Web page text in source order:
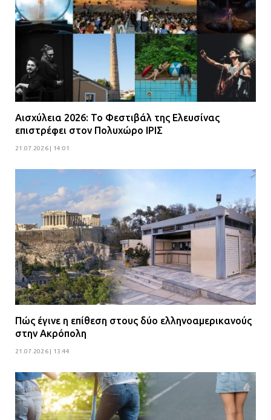
07.07.2026 | 09:48
Αισχύλεια 2026: Το Φεστιβάλ της Ελευσίνας
επιστρέφει στον Πολυχώρο ΙΡΙΣ
21.07.2026 | 14:01
Πώς έγινε η επίθεση στους δύο ελληνοαμερικανούς
στην Ακρόπολη
21.07.2026 | 13:44